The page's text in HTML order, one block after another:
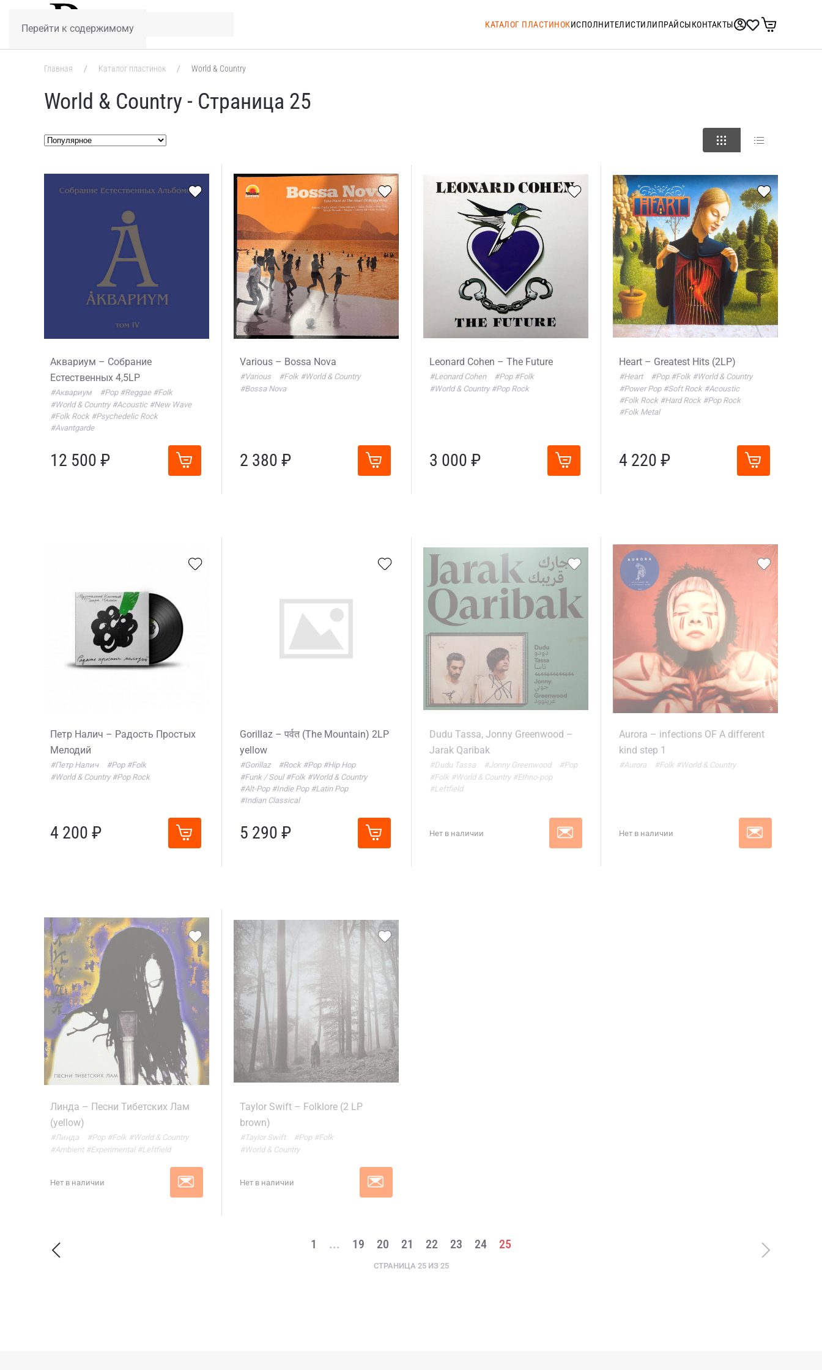
Перейти к содержимому КАТАЛОГ ПЛАСТИНОКИСПОЛНИТЕЛИСТИЛИПРАЙСЫКОНТАКТЫ
Главная Каталог пластинок World & Country
World & Country - Страница 25
Аквариум – Собрание
Естественных 4,5LP
#Аквариум #Pop #Reggae #Folk
#World & Country #Acoustic #New Wave
#Folk Rock #Psychedelic Rock
#Avantgarde
12 500 ₽
Various – Bossa Nova
#Various #Folk #World & Country
#Bossa Nova
2 380 ₽
Leonard Cohen – The Future
#Leonard Cohen #Pop #Folk
#World & Country #Pop Rock
3 000 ₽
Heart – Greatest Hits (2LP)
#Heart #Pop #Folk #World & Country
#Power Pop #Soft Rock #Acoustic
#Folk Rock #Hard Rock #Pop Rock
#Folk Metal
4 220 ₽
Петр Налич – Радость Простых
Мелодий
#Петр Налич #Pop #Folk
#World & Country #Pop Rock
4 200 ₽
Gorillaz – पर्वत (The Mountain) 2LP
yellow
#Gorillaz #Rock #Pop #Hip Hop
#Funk / Soul #Folk #World & Country
#Alt-Pop #Indie Pop #Latin Pop
#Indian Classical
5 290 ₽
Dudu Tassa, Jonny Greenwood –
Jarak Qaribak
#Dudu Tassa #Jonny Greenwood
#Pop
#Folk #World & Country #Ethno-pop
#Leftfield
Нет в наличии
Aurora – infections OF A different
kind step 1
#Aurora #Folk #World & Country
Нет в наличии
Линда – Песни Тибетских Лам
(yellow)
#Линда #Pop #Folk #World & Country
#Ambient #Experimental #Leftfield
Нет в наличии
Taylor Swift – Folklore (2 LP
brown)
#Taylor Swift #Pop #Folk
#World & Country
Нет в наличии
1 ... 19 20 21 22 23 24 25
СТРАНИЦА 25 ИЗ 25